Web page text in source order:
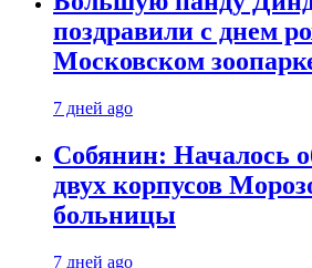
поздравили с днем
Московском
7 дней ago
Собянин: Началось
двух корпусов
больницы
7 дней ago